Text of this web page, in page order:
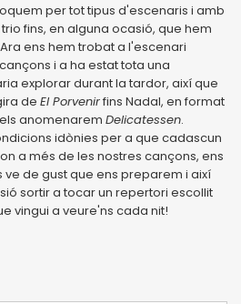
per tot tipus d'escenaris i amb
fins, en alguna ocasió, que hem
ens hem trobat a l'escenari
i a ha estat tota una
explorar durant la tardor, així que
de El Porvenirfins Nadal, en format
anomenarem Delicatessen.
idònies per a que cadascun
a més de les nostres cançons, ens
de gust que ens preparem i així
sortir a tocar un repertori escollit
vingui a veure'ns cada nit!